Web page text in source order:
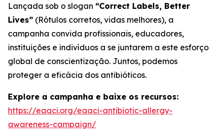
Lançada sob o slogan “Correct Labels, Better
Lives” (Rótulos corretos, vidas melhores), a
campanha convida profissionais, educadores,
instituições e indivíduos a se juntarem a este esforço
global de conscientização. Juntos, podemos
proteger a eficácia dos antibióticos.
Explore a campanha e baixe os recursos:
https://eaaci.org/eaaci-antibiotic-allergy-
awareness-campaign/